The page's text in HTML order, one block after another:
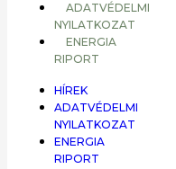
ADATVÉDELMI
NYILATKOZAT
ENERGIA
RIPORT
HÍREK
ADATVÉDELMI
NYILATKOZAT
ENERGIA
RIPORT